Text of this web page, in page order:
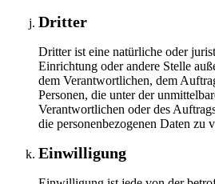
Dritter
Dritter ist eine natürliche oder
Einrichtung oder andere Stelle
dem Verantwortlichen, dem
Personen, die unter der
Verantwortlichen oder des
die personenbezogenen Daten zu
Einwilligung